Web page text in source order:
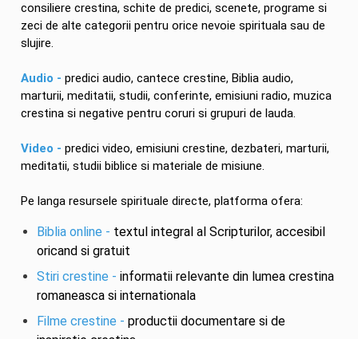
consiliere crestina, schite de predici, scenete, programe si
zeci de alte categorii pentru orice nevoie spirituala sau de
slujire.
Audio - predici audio, cantece crestine, Biblia audio,
marturii, meditatii, studii, conferinte, emisiuni radio, muzica
crestina si negative pentru coruri si grupuri de lauda.
Video - predici video, emisiuni crestine, dezbateri, marturii,
meditatii, studii biblice si materiale de misiune.
Pe langa resursele spirituale directe, platforma ofera:
Biblia online - textul integral al Scripturilor, accesibil
oricand si gratuit
Stiri crestine - informatii relevante din lumea crestina
romaneasca si internationala
Filme crestine - productii documentare si de